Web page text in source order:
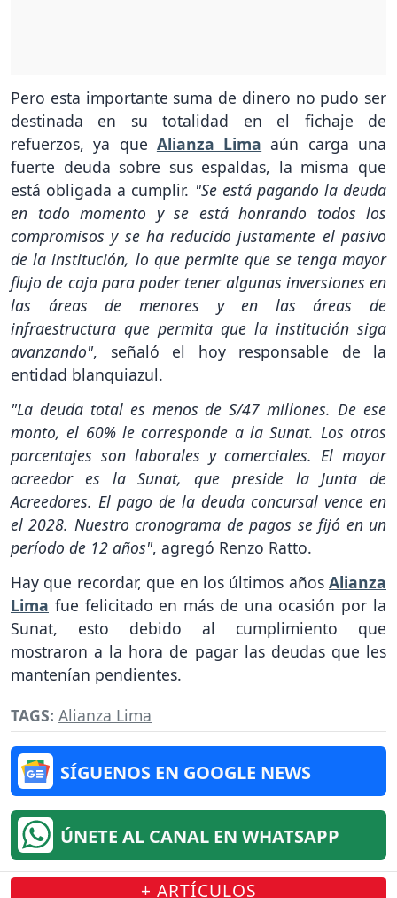
Pero esta importante suma de dinero no pudo ser
destinada en su totalidad en el fichaje de
refuerzos, ya que Alianza Lima aún carga una
fuerte deuda sobre sus espaldas, la misma que
está obligada a cumplir. "Se está pagando la deuda
en todo momento y se está honrando todos los
compromisos y se ha reducido justamente el pasivo
de la institución, lo que permite que se tenga mayor
flujo de caja para poder tener algunas inversiones en
las áreas de menores y en las áreas de
infraestructura que permita que la institución siga
avanzando", señaló el hoy responsable de la
entidad blanquiazul.
"La deuda total es menos de S/47 millones. De ese
monto, el 60% le corresponde a la Sunat. Los otros
porcentajes son laborales y comerciales. El mayor
acreedor es la Sunat, que preside la Junta de
Acreedores. El pago de la deuda concursal vence en
el 2028. Nuestro cronograma de pagos se fijó en un
período de 12 años", agregó Renzo Ratto.
Hay que recordar, que en los últimos años Alianza
Lima fue felicitado en más de una ocasión por la
Sunat, esto debido al cumplimiento que
mostraron a la hora de pagar las deudas que les
mantenían pendientes.
TAGS: Alianza Lima
SÍGUENOS EN GOOGLE NEWS
ÚNETE AL CANAL EN WHATSAPP
+ ARTÍCULOS